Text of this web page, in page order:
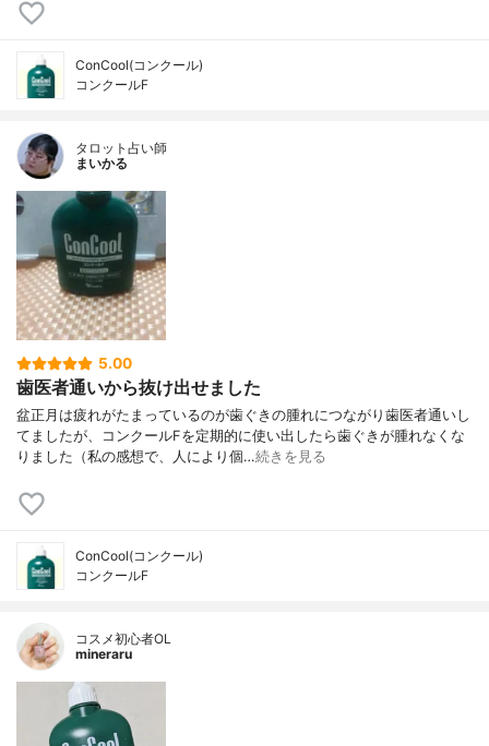
ConCool(コンクール)
コンクールF
タロット占い師
まいかる
5.00
歯医者通いから抜け出せました
盆正月は疲れがたまっているのが歯ぐきの腫れにつながり歯医者通いし
てましたが、コンクールFを定期的に使い出したら歯ぐきが腫れなくな
りました（私の感想で、人により個…続きを見る
ConCool(コンクール)
コンクールF
コスメ初心者OL
mineraru